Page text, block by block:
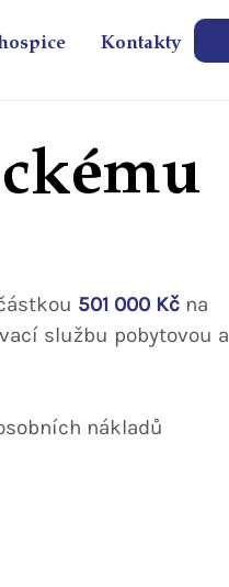
Kontakty
501 000 Kč na
službu pobytovou a
nákladů